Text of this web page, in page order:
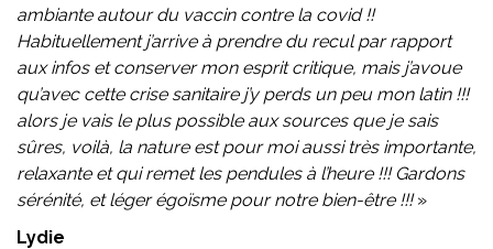
ambiante autour du vaccin contre la covid !!
Habituellement j’arrive à prendre du recul par rapport
aux infos et conserver mon esprit critique, mais j’avoue
qu’avec cette crise sanitaire j’y perds un peu mon latin !!!
alors je vais le plus possible aux sources que je sais
sûres, voilà, la nature est pour moi aussi très importante,
relaxante et qui remet les pendules à l’heure !!! Gardons
sérénité, et léger égoïsme pour notre bien-être !!!»
Lydie